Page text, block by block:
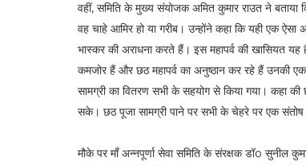
वहीं, समिति के मुख्य संयोजक अमित कुमार राउत ने
वह चाहे आमिर हो या गरीब। उन्होंने कहा कि यही एक
भास्कर की अराधना करते हैं। इस महापर्व की खासियत
कमजोर हैं और छठ महापर्व का अनुष्ठान कर रहे हैं उनकी
सामग्री का वितरण सभी के सहयोग से किया गया। कहा की
सके। छठ पूजा सामग्री पाने पर सभी के चेहरे पर एक
मौके पर माँ अन्नपूर्णा सेवा समिति के संरक्षक डॉo सुनील